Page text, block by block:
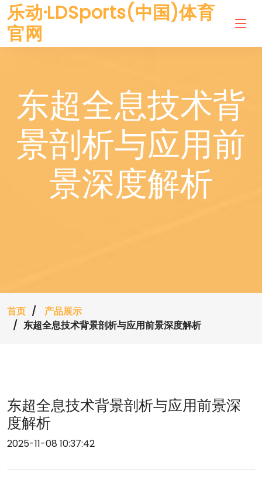
乐动·LDSports(中国)体育
官网
东超全息技术背
景剖析与应用前
景深度解析
首页
产品展示
东超全息技术背景剖析与应用前景深度解析
东超全息技术背景剖析与应用前景深
度解析
2025-11-08 10:37:42